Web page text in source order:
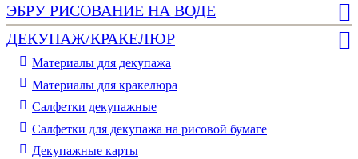
ЭБРУ РИСОВАНИЕ НА ВОДЕ
ДЕКУПАЖ/КРАКЕЛЮР
Материалы для декупажа
Материалы для кракелюра
Cалфетки декупажные
Салфетки для декупажа на рисовой бумаге
Декупажные карты